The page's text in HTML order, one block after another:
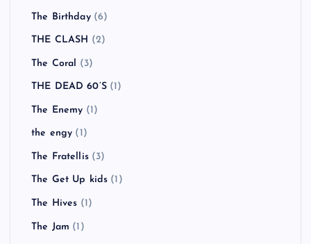
The Birthday(6)
THE CLASH (2)
The Coral (3)
THE DEAD 60’S(1)
The Enemy (1)
the engy (1)
The Fratellis(3)
The Get Up kids (1)
The Hives (1)
The Jam (1)